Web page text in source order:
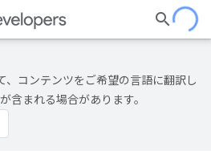
、コンテンツをご希望の言語に翻訳し
含まれる場合があります。